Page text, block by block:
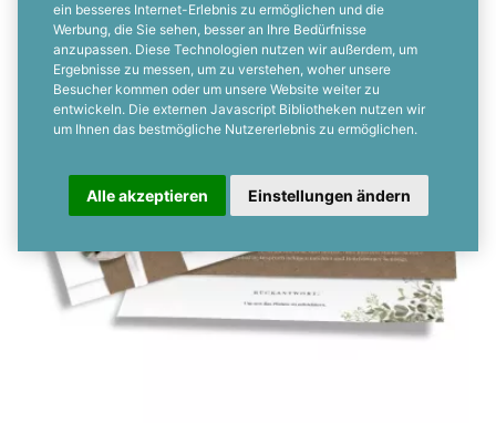
ein besseres Internet-Erlebnis zu ermöglichen und die
Werbung, die Sie sehen, besser an Ihre Bedürfnisse
anzupassen. Diese Technologien nutzen wir außerdem, um
Ergebnisse zu messen, um zu verstehen, woher unsere
Besucher kommen oder um unsere Website weiter zu
entwickeln. Die externen Javascript Bibliotheken nutzen wir
um Ihnen das bestmögliche Nutzererlebnis zu ermöglichen.
Alle akzeptieren Einstellungen ändern